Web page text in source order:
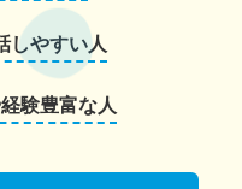
しやすい人
験豊富な人